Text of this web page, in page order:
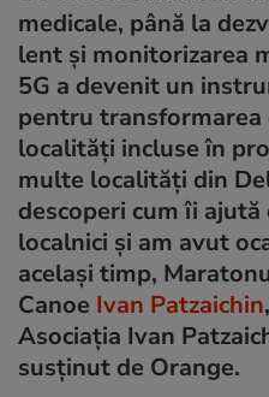
medicale, până la
lent și monitorizarea
5G a devenit un
pentru transformarea
localități incluse în
multe localități din
descoperi cum îi
localnici și am avut
același timp,
Canoe Ivan Patzaichin
Asociația Ivan
susținut de Orange.